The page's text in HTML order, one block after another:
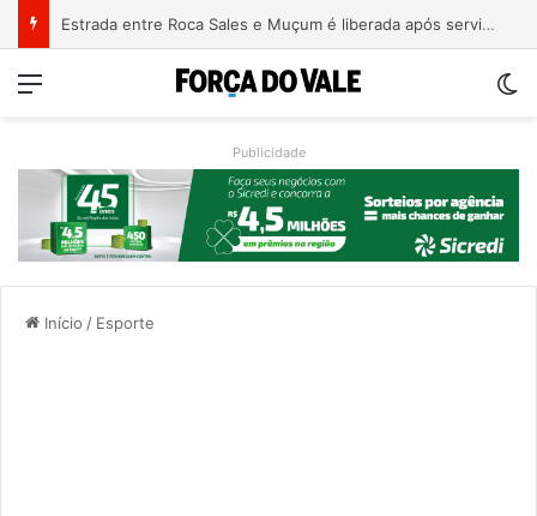
Estrada entre Roca Sales e Muçum é liberada após serviços de manutenção
Menu
Publicidade
Início / Esporte